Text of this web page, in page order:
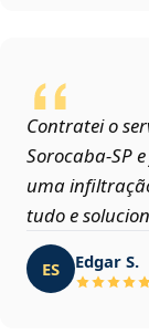
Contratei o
Sorocaba‑SP
uma
tudo e
ES Edgar S.